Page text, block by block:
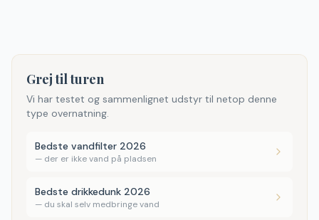
Grej til turen
Vi har testet og sammenlignet udstyr til netop denne
type overnatning.
Bedste vandfilter 2026
— der er ikke vand på pladsen
Bedste drikkedunk 2026
— du skal selv medbringe vand